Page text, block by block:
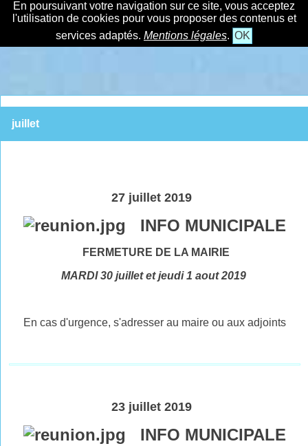
En poursuivant votre navigation sur ce site, vous acceptez
l'utilisation de cookies pour vous proposer des contenus et
services adaptés. Mentions légales. OK
juillet
27 juillet 2019
INFO MUNICIPALE
FERMETURE DE LA MAIRIE
MARDI 30 juillet et jeudi 1 aout 2019
En cas d'urgence, s'adresser au maire ou aux adjoints
23 juillet 2019
INFO MUNICIPALE